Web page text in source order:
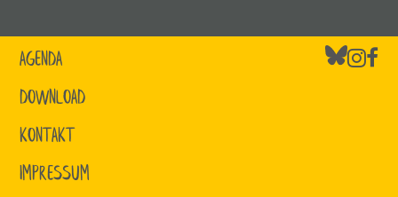
AGENDA
DOWNLOAD
KONTAKT
IMPRESSUM